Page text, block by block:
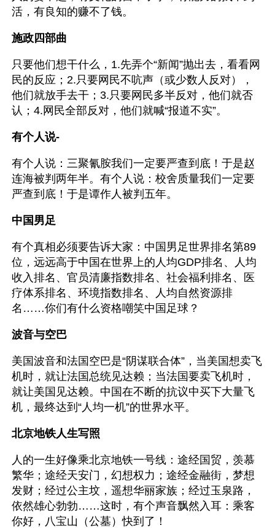
活，有良知的赚不了钱。
施政四部曲
只要他们想干什么，1.先弄个“新闻”抛出去，看看网
民的反应；2.只要网民不吭声（或少数人反对），
他们就放手去干；3.只要网民多半反对，他们就否
认；4.网民全部反对，他们就喊“报道不实”。
有个人说-
有个人说：三聚氰胺我们一定要严查到底！于是赵
连海被判两年半。有个人说：校舍质量我们一定要
严查到底！于是谭作人被判五年。
中国男足
有个真相必须要告诉大家：中国男足世界排名第89
位，远远高于中国在世界上的人均GDP排名、人均
收入排名、官员清廉指数排名、社会福利排名、医
疗体系排名、环境指数排名、人均自然资源排
名……你们有什么资格嘲笑中国足球？
波音与空巴
美国波音和法国空巴是“阴谋联合体”，当美国想卖飞
机时，就让法国总统见达赖；当法国要卖飞机时，
就让美国见达赖。中国在不断的抗议中买下大量飞
机，最终达到“人均一机”的世界水平。
北京地铁人生写照
人的一生好像乘北京地铁一号线：途经国贸，羡慕
繁华；途经天安门，幻想权力；途经金融街，梦想
发财；经过公主坟，遥想华丽家族；经过玉泉路，
依然雄心勃勃……这时，有个声音飘然入耳：乘客
你好，八宝山（公墓）快到了！